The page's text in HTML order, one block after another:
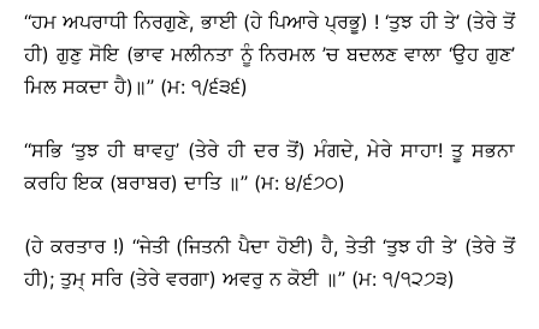
‘‘ਹਮ ਅਪਰਾਧੀ ਨਿਰਗੁਣੇ, ਭਾਈ (ਹੇ ਪਿਆਰੇ ਪ੍ਰਭੂ) ! ‘ਤੁਝ ਹੀ ਤੇ’ (ਤੇਰੇ ਤੋਂ
ਹੀ) ਗੁਣੁ ਸੋਇ (ਭਾਵ ਮਲੀਨਤਾ ਨੂੰ ਨਿਰਮਲ ’ਚ ਬਦਲਣ ਵਾਲਾ ‘ਉਹ ਗੁਣ’
ਮਿਲ ਸਕਦਾ ਹੈ)॥’’ (ਮ: ੧/੬੩੬)
‘‘ਸਭਿ ‘ਤੁਝ ਹੀ ਥਾਵਹੁ’ (ਤੇਰੇ ਹੀ ਦਰ ਤੋਂ) ਮੰਗਦੇ, ਮੇਰੇ ਸਾਹਾ! ਤੂ ਸਭਨਾ
ਕਰਹਿ ਇਕ (ਬਰਾਬਰ) ਦਾਤਿ ॥’’ (ਮ: ੪/੬੭੦)
(ਹੇ ਕਰਤਾਰ !) ‘‘ਜੇਤੀ (ਜਿਤਨੀ ਪੈਦਾ ਹੋਈ) ਹੈ, ਤੇਤੀ ‘ਤੁਝ ਹੀ ਤੇ’ (ਤੇਰੇ ਤੋਂ
ਹੀ); ਤੁਮ੍ ਸਰਿ (ਤੇਰੇ ਵਰਗਾ) ਅਵਰੁ ਨ ਕੋਈ ॥’’ (ਮ: ੧/੧੨੭੩)